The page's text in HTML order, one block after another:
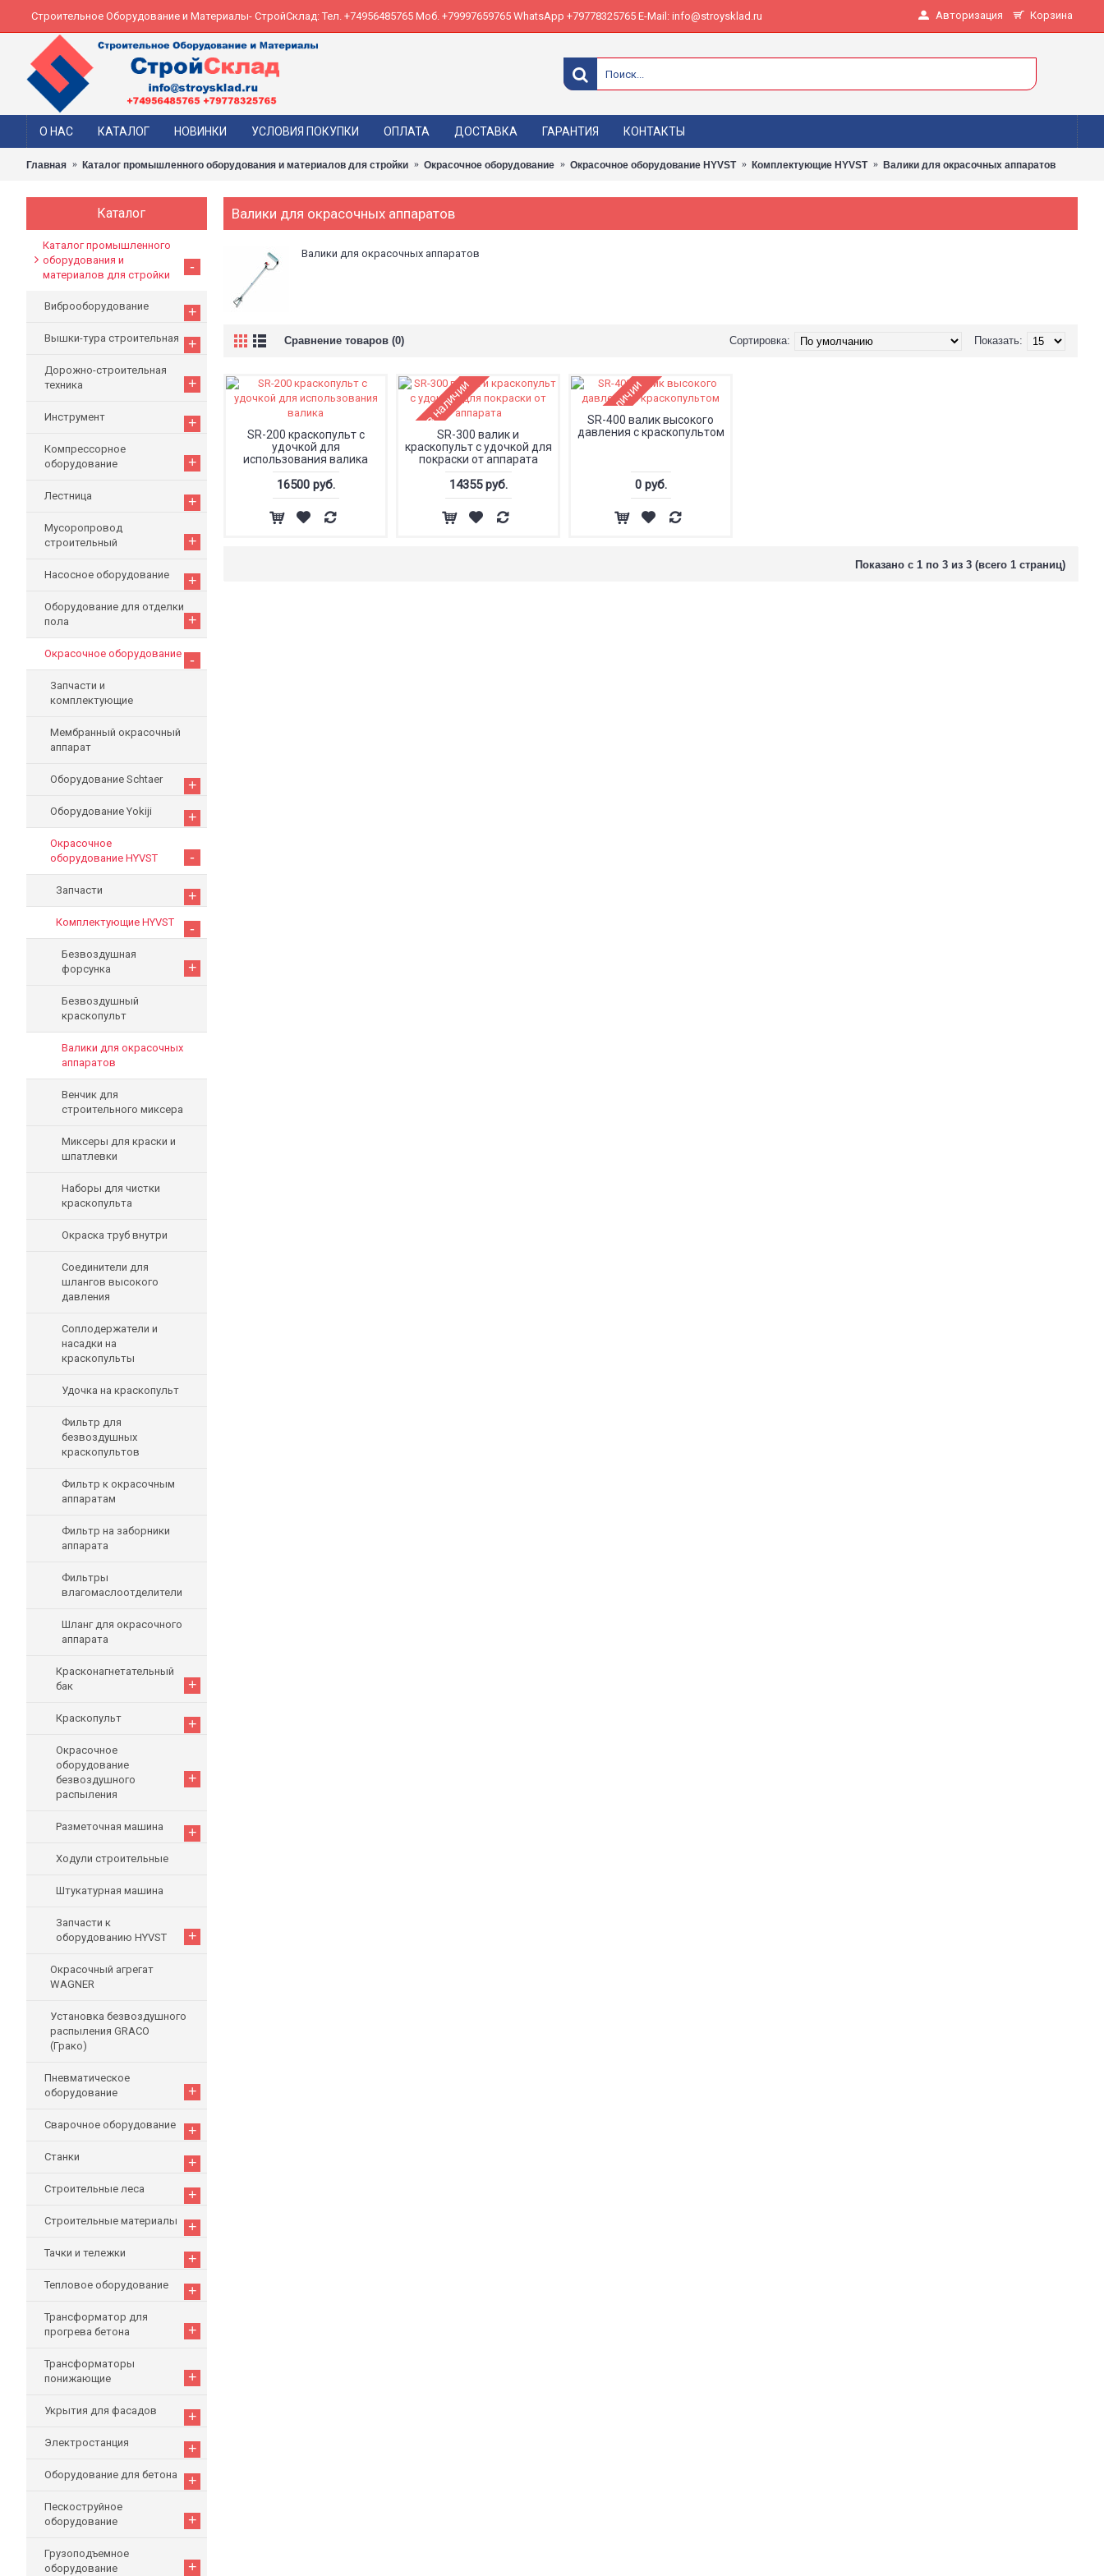
Строительное Оборудование и Материалы- СтройСклад: Тел. +74956485765 Моб. +79997659765 WhatsApp +79778325765 E-Mail: info@stroysklad.ru Авторизация Корзина
О НАС КАТАЛОГ НОВИНКИ УСЛОВИЯ ПОКУПКИ ОПЛАТА ДОСТАВКА ГАРАНТИЯ КОНТАКТЫ
Главная Каталог промышленного оборудования и материалов для стройки Окрасочное оборудование Окрасочное оборудование HYVST Комплектующие HYVST Валики для окрасочных аппаратов
Каталог
Каталог промышленного
оборудования и
материалов для стройки
-
Виброоборудование +
Вышки-тура строительная +
Дорожно-строительная
техника
+
Инструмент +
Компрессорное
оборудование
+
Лестница +
Мусоропровод
строительный
+
Насосное оборудование +
Оборудование для отделки
пола
+
Окрасочное оборудование -
Запчасти и
комплектующие
Мембранный окрасочный
аппарат
Оборудование Schtaer +
Оборудование Yokiji +
Окрасочное
оборудование HYVST
-
Запчасти +
Комплектующие HYVST -
Безвоздушная
форсунка
+
Безвоздушный
краскопульт
Валики для окрасочных
аппаратов
Венчик для
строительного миксера
Миксеры для краски и
шпатлевки
Наборы для чистки
краскопульта
Окраска труб внутри
Соединители для
шлангов высокого
давления
Соплодержатели и
насадки на
краскопульты
Удочка на краскопульт
Фильтр для
безвоздушных
краскопультов
Фильтр к окрасочным
аппаратам
Фильтр на заборники
аппарата
Фильтры
влагомаслоотделители
Шланг для окрасочного
аппарата
Красконагнетательный
бак
+
Краскопульт +
Окрасочное
оборудование
безвоздушного
распыления
+
Разметочная машина +
Ходули строительные
Штукатурная машина
Запчасти к
оборудованию HYVST
+
Окрасочный агрегат
WAGNER
Установка безвоздушного
распыления GRACO
(Грако)
Пневматическое
оборудование
+
Сварочное оборудование +
Станки +
Строительные леса +
Строительные материалы +
Тачки и тележки +
Тепловое оборудование +
Трансформатор для
прогрева бетона
+
Трансформаторы
понижающие
+
Укрытия для фасадов +
Электростанция +
Оборудование для бетона +
Пескоструйное
оборудование
+
Грузоподъемное
оборудование
+
Валики для окрасочных аппаратов
Валики для окрасочных аппаратов
Сравнение товаров (0) Показать:
Сортировка:
SR-200 краскопульт с
удочкой для
использования валика
16500 руб.
Нет в наличииSR-300 валик и
краскопульт с удочкой для
покраски от аппарата
14355 руб.
Нет в наличии
SR-400 валик высокого
давления с краскопультом
0 руб.
Показано с 1 по 3 из 3 (всего 1 страниц)